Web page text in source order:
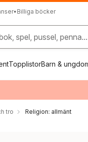
• Billiga böcker
spel, pussel, penna...
TopplistorBarn &
tro Religion: allmänt